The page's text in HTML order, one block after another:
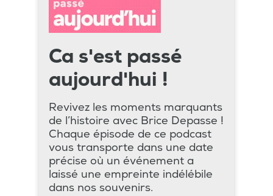
Ca s'est passé
aujourd'hui !
Revivez les moments marquants
de l’histoire avec Brice Depasse !
Chaque épisode de ce podcast
vous transporte dans une date
précise où un événement a
laissé une empreinte indélébile
dans nos souvenirs.